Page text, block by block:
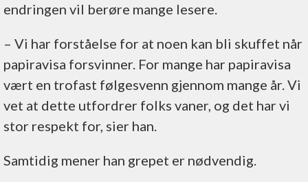
endringen vil berøre mange lesere.
– Vi har forståelse for at noen kan bli skuffet når
papiravisa forsvinner. For mange har papiravisa
vært en trofast følgesvenn gjennom mange år. Vi
vet at dette utfordrer folks vaner, og det har vi
stor respekt for, sier han.
Samtidig mener han grepet er nødvendig.